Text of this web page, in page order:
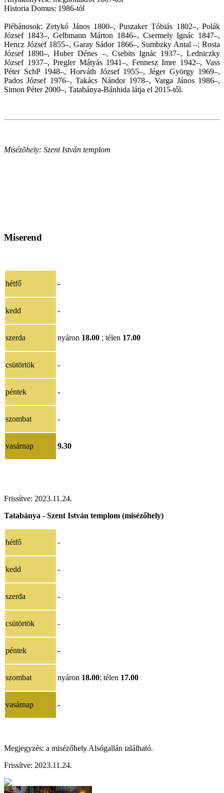
Historia Domus: 1986-tól
Plébánosok: Zetykó János 1800–, Puszaker Tóbiás 1802–, Polák
József 1843–, Gelbmann Márton 1846–, Csermely Ignác 1847–,
Hencz József 1855–, Garay Sádor 1866–, Sumbzky Antal –; Rosta
József 1890–, Huber Dénes –, Csebits Ignác 1937–, Ledniczky
József 1937–, Pregler Mátyás 1941–, Fennesz Imre 1942–, Vass
Péter SchP 1948–, Horváth József 1955–, Jéger György 1969–,
Pados József 1976–, Takács Nándor 1978–, Varga János 1986–,
Simon Péter 2000–, Tatabánya-Bánhida látja el 2015-től.
Misézõhely: Szent István templom
Miserend
hétfő -
kedd -
szerda nyáron 18.00 ; télen 17.00
csütörtök -
péntek -
szombat -
vasárnap 9.30
Frissítve: 2023.11.24.
Tatabánya - Szent István templom (misézőhely)
hétfő -
kedd -
szerda -
csütörtök -
péntek -
szombat nyáron 18.00; télen 17.00
vasárnap -
Megjegyzés: a misézőhely Alsógallán található.
Frissítve: 2023.11.24.